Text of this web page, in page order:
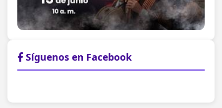
Síguenos en Facebook